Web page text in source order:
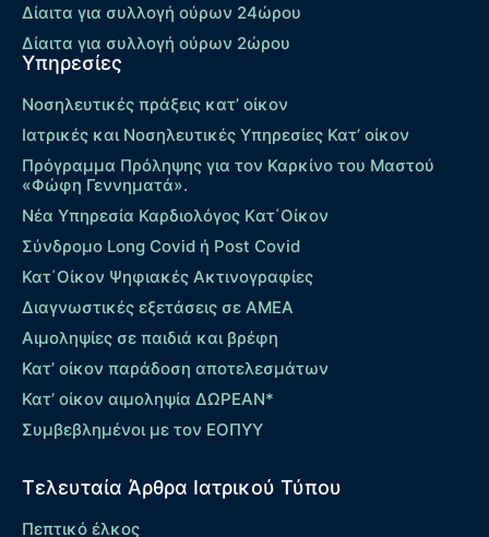
Δίαιτα για συλλογή ούρων 24ώρου
Δίαιτα για συλλογή ούρων 2ώρου
Υπηρεσίες
Νοσηλευτικές πράξεις κατ’ οίκον
Ιατρικές και Νοσηλευτικές Υπηρεσίες Κατ’ οίκον
Πρόγραμμα Πρόληψης για τον Καρκίνο του Μαστού
«Φώφη Γεννηματά».
Νέα Υπηρεσία Καρδιολόγος Kατ΄Οίκον
Σύνδρομο Long Covid ή Post Covid
Κατ΄Οίκον Ψηφιακές Ακτινογραφίες
Διαγνωστικές εξετάσεις σε ΑΜΕΑ
Αιμοληψίες σε παιδιά και βρέφη
Κατ’ οίκον παράδοση αποτελεσμάτων
Κατ’ οίκον αιμοληψία ΔΩΡΕΑΝ*
Συμβεβλημένοι με τον ΕΟΠΥΥ
Τελευταία Άρθρα Ιατρικού Τύπου
Πεπτικό έλκος